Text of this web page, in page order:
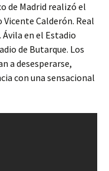
de Madrid realizó el
Calderón. Real
en el Estadio
de Butarque. Los
a desesperarse,
con una sensacional